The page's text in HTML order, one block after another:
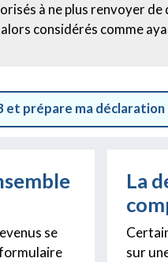
à ne plus renvoyer
considérés comme
et prépare ma déclaration
se
La
sur